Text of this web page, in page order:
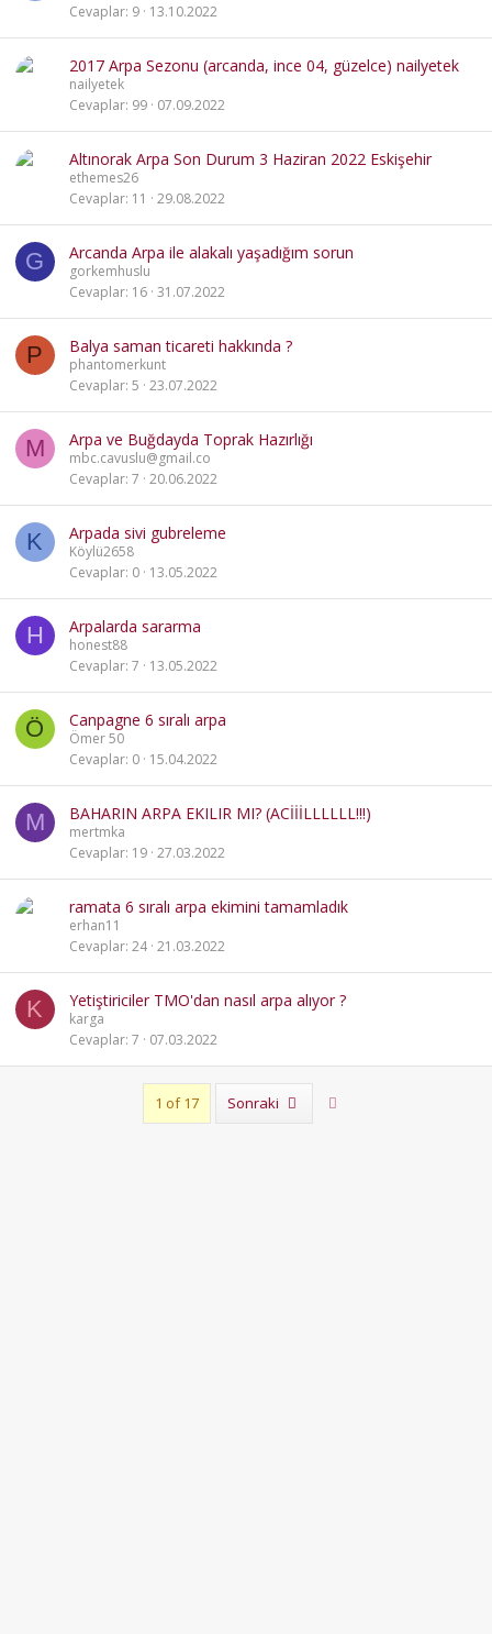
Cevaplar 9 13.10.2022
2017 Arpa Sezonu (arcanda, ince 04, güzelce) nailyetek
nailyetek
Cevaplar 99 07.09.2022
Altınorak Arpa Son Durum 3 Haziran 2022 Eskişehir
ethemes26
Cevaplar 11 29.08.2022
G Arcanda Arpa ile alakalı yaşadığım sorun
gorkemhuslu
Cevaplar 16 31.07.2022
P Balya saman ticareti hakkında ?
phantomerkunt
Cevaplar 5 23.07.2022
M Arpa ve Buğdayda Toprak Hazırlığı
mbc.cavuslu@gmail.co
Cevaplar 7 20.06.2022
K Arpada sivi gubreleme
Köylü2658
Cevaplar 0 13.05.2022
H Arpalarda sararma
honest88
Cevaplar 7 13.05.2022
Ö Canpagne 6 sıralı arpa
Ömer 50
Cevaplar 0 15.04.2022
M BAHARIN ARPA EKILIR MI? (ACİİİLLLLLL!!!)
mertmka
Cevaplar 19 27.03.2022
ramata 6 sıralı arpa ekimini tamamladık
erhan11
Cevaplar 24 21.03.2022
K Yetiştiriciler TMO'dan nasıl arpa alıyor ?
karga
Cevaplar 7 07.03.2022
1 of 17 Sonraki